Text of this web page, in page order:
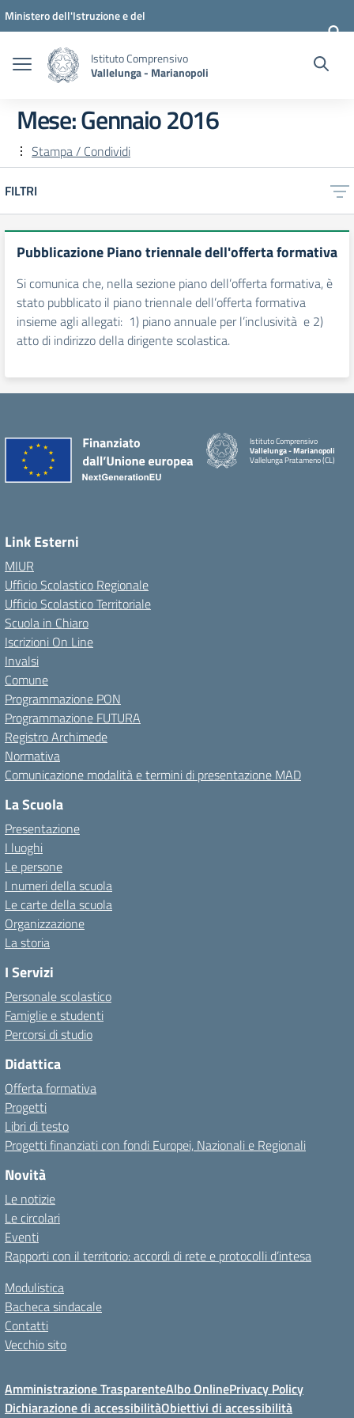
Vai ai contenuti
Vai al menu di navigazione
Vai al footer
Ministero dell'Istruzione e del
Istituto Comprensivo
Vallelunga - Marianopoli
Mese:Gennaio 2016
Stampa / Condividi
FILTRI
Pubblicazione Piano triennale dell'offerta formativa
Si comunica che, nella sezione piano dell’offerta formativa, è
stato pubblicato il piano triennale dell’offerta formativa
insieme agli allegati: 1) piano annuale per l’inclusività e 2)
atto di indirizzo della dirigente scolastica.
Istituto Comprensivo
Vallelunga - Marianopoli
Vallelunga Pratameno (CL)
Link Esterni
MIUR
Ufficio Scolastico Regionale
Ufficio Scolastico Territoriale
Scuola in Chiaro
Iscrizioni On Line
Invalsi
Comune
Programmazione PON
Programmazione FUTURA
Registro Archimede
Normativa
Comunicazione modalità e termini di presentazione MAD
La Scuola
Presentazione
I luoghi
Le persone
I numeri della scuola
Le carte della scuola
Organizzazione
La storia
I Servizi
Personale scolastico
Famiglie e studenti
Percorsi di studio
Didattica
Offerta formativa
Progetti
Libri di testo
Progetti finanziati con fondi Europei, Nazionali e Regionali
Novità
Le notizie
Le circolari
Eventi
Rapporti con il territorio: accordi di rete e protocolli d’intesa
Modulistica
Bacheca sindacale
Contatti
Vecchio sito
Amministrazione TrasparenteAlbo OnlinePrivacy Policy
Dichiarazione di accessibilitàObiettivi di accessibilità